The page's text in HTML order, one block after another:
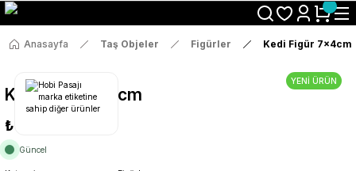
Size Özel "HG10" Koduyla Sepette Hemen %10 İndirimi Kaçırma
Anasayfa Taş Objeler Figürler Kedi Figür 7x4cm
YENİ ÜRÜN
Kedi Figür 7x4cm
₺15
Güncel